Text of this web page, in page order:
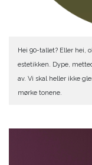
Hei 90-tallet? Eller hei,
estetikken. Dype,
av. Vi skal heller ikke
mørke tonene.